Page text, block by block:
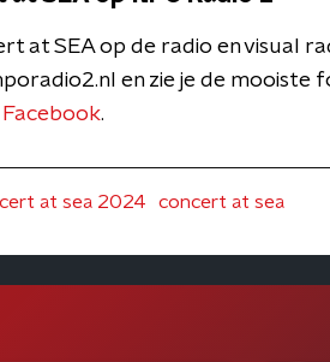
at SEA op de radio en visual
en zie je de mooiste
Facebook.
at sea 2024 concert at sea